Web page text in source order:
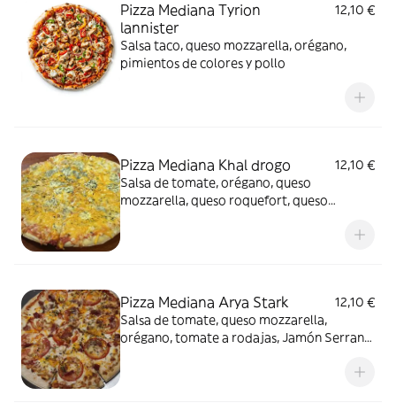
Pizza Mediana Tyrion
lannister
12,10 €
Salsa taco, queso mozzarella, orégano,
pimientos de colores y pollo
Pizza Mediana Khal drogo
12,10 €
Salsa de tomate, orégano, queso
mozzarella, queso roquefort, queso
Pizza Mediana Arya Stark
12,10 €
Salsa de tomate, queso mozzarella,
orégano, tomate a rodajas, Jamón Serrano